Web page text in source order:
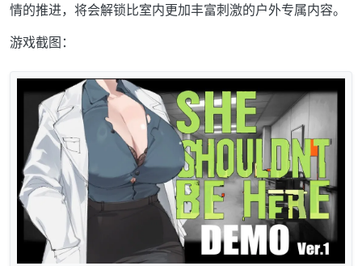
情的推进，将会解锁比室内更加丰富刺激的户外专属内容。
游戏截图：